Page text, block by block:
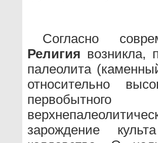
Согласно
Религия возникла,
палеолита
относительно
зарождение